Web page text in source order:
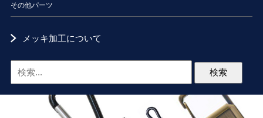
その他パーツ
メッキ加工について